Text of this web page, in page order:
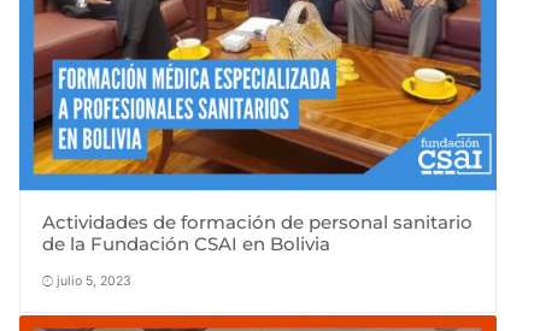
Actividades de formación de personal sanitario
de la Fundación CSAI en Bolivia
julio 5, 2023